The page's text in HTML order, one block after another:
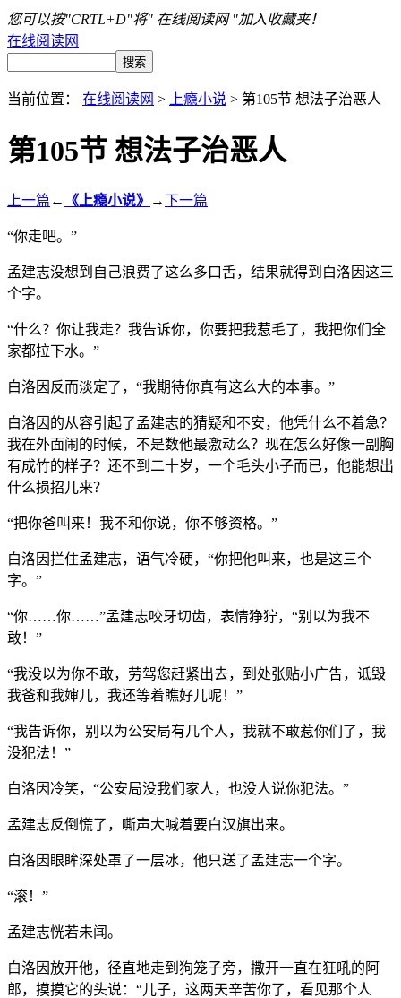
您可以按"CRTL+D"将" 在线阅读网 "加入收藏夹！
在线阅读网
当前位置： 在线阅读网 > 上瘾小说 > 第105节 想法子治恶人
第105节 想法子治恶人
上一篇 ← 《上瘾小说》 →下一篇
“你走吧。”
孟建志没想到自己浪费了这么多口舌，结果就得到白洛因这三
个字。
“什么？你让我走？我告诉你，你要把我惹毛了，我把你们全
家都拉下水。”
白洛因反而淡定了，“我期待你真有这么大的本事。”
白洛因的从容引起了孟建志的猜疑和不安，他凭什么不着急？
我在外面闹的时候，不是数他最激动么？现在怎么好像一副胸
有成竹的样子？还不到二十岁，一个毛头小子而已，他能想出
什么损招儿来？
“把你爸叫来！我不和你说，你不够资格。”
白洛因拦住孟建志，语气冷硬，“你把他叫来，也是这三个
字。”
“你……你……”孟建志咬牙切齿，表情狰狞，“别以为我不
敢！”
“我没以为你不敢，劳驾您赶紧出去，到处张贴小广告，诋毁
我爸和我婶儿，我还等着瞧好儿呢！”
“我告诉你，别以为公安局有几个人，我就不敢惹你们了，我
没犯法！”
白洛因冷笑，“公安局没我们家人，也没人说你犯法。”
孟建志反倒慌了，嘶声大喊着要白汉旗出来。
白洛因眼眸深处罩了一层冰，他只送了孟建志一个字。
“滚！”
孟建志恍若未闻。
白洛因放开他，径直地走到狗笼子旁，撒开一直在狂吼的阿
郎，摸摸它的头说：“儿子，这两天辛苦你了，看见那个人